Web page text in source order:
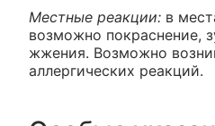
Местные реакции: в
возможно покраснение,
жжения. Возможно
аллергических реакций.